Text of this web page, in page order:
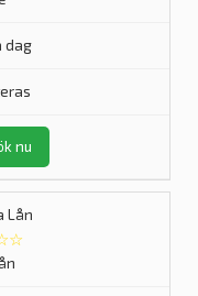
dag
nu